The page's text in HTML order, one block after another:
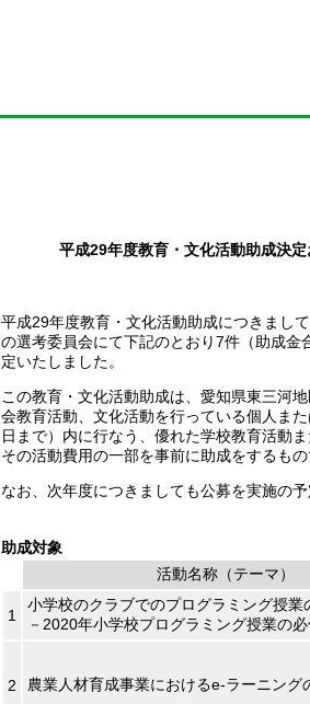
平成29年度教育・文化活動助成決
平成29年度教育・文化活動助成につきまし
の選考委員会にて下記のとおり7件（助成
定いたしました。
この教育・文化活動助成は、愛知県東三河
会教育活動、文化活動を行っている個人ま
日まで）内に行なう、優れた学校教育活動
その活動費用の一部を事前に助成をするもの
なお、次年度につきましても公募を実施の予
助成対象
活動名称（テーマ）
1
小学校のクラブでのプログラミング授業
－2020年小学校プログラミング授業の
2 農業人材育成事業におけるe-ラーニング